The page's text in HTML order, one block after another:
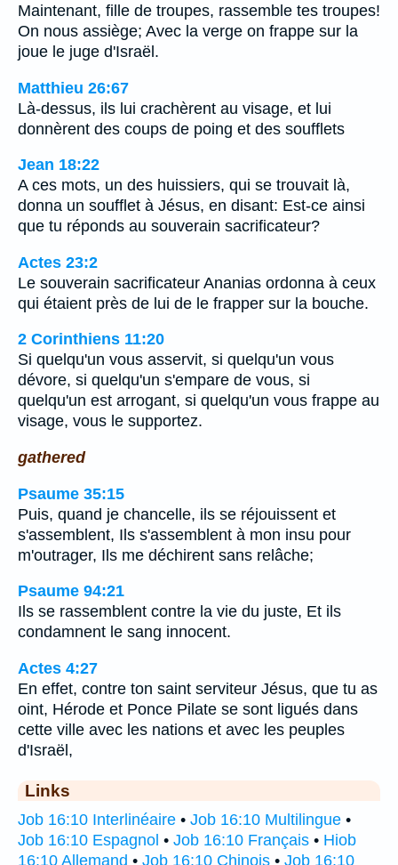
Maintenant, fille de troupes, rassemble tes troupes!
On nous assiège; Avec la verge on frappe sur la
joue le juge d'Israël.
Matthieu 26:67
Là-dessus, ils lui crachèrent au visage, et lui
donnèrent des coups de poing et des soufflets
Jean 18:22
A ces mots, un des huissiers, qui se trouvait là,
donna un soufflet à Jésus, en disant: Est-ce ainsi
que tu réponds au souverain sacrificateur?
Actes 23:2
Le souverain sacrificateur Ananias ordonna à ceux
qui étaient près de lui de le frapper sur la bouche.
2 Corinthiens 11:20
Si quelqu'un vous asservit, si quelqu'un vous
dévore, si quelqu'un s'empare de vous, si
quelqu'un est arrogant, si quelqu'un vous frappe au
visage, vous le supportez.
gathered
Psaume 35:15
Puis, quand je chancelle, ils se réjouissent et
s'assemblent, Ils s'assemblent à mon insu pour
m'outrager, Ils me déchirent sans relâche;
Psaume 94:21
Ils se rassemblent contre la vie du juste, Et ils
condamnent le sang innocent.
Actes 4:27
En effet, contre ton saint serviteur Jésus, que tu as
oint, Hérode et Ponce Pilate se sont ligués dans
cette ville avec les nations et avec les peuples
d'Israël,
Links
Job 16:10 Interlinéaire • Job 16:10 Multilingue •
Job 16:10 Espagnol • Job 16:10 Français • Hiob
16:10 Allemand • Job 16:10 Chinois • Job 16:10